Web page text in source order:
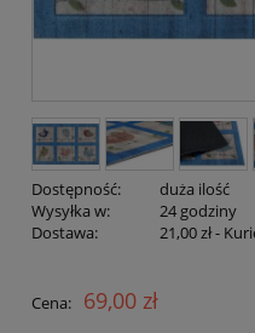
Dostępność:
duża ilość
Wysyłka w:
24 godziny
Dostawa:
21,00 zł-
Cena nie zawiera
Cena: 69,00 zł